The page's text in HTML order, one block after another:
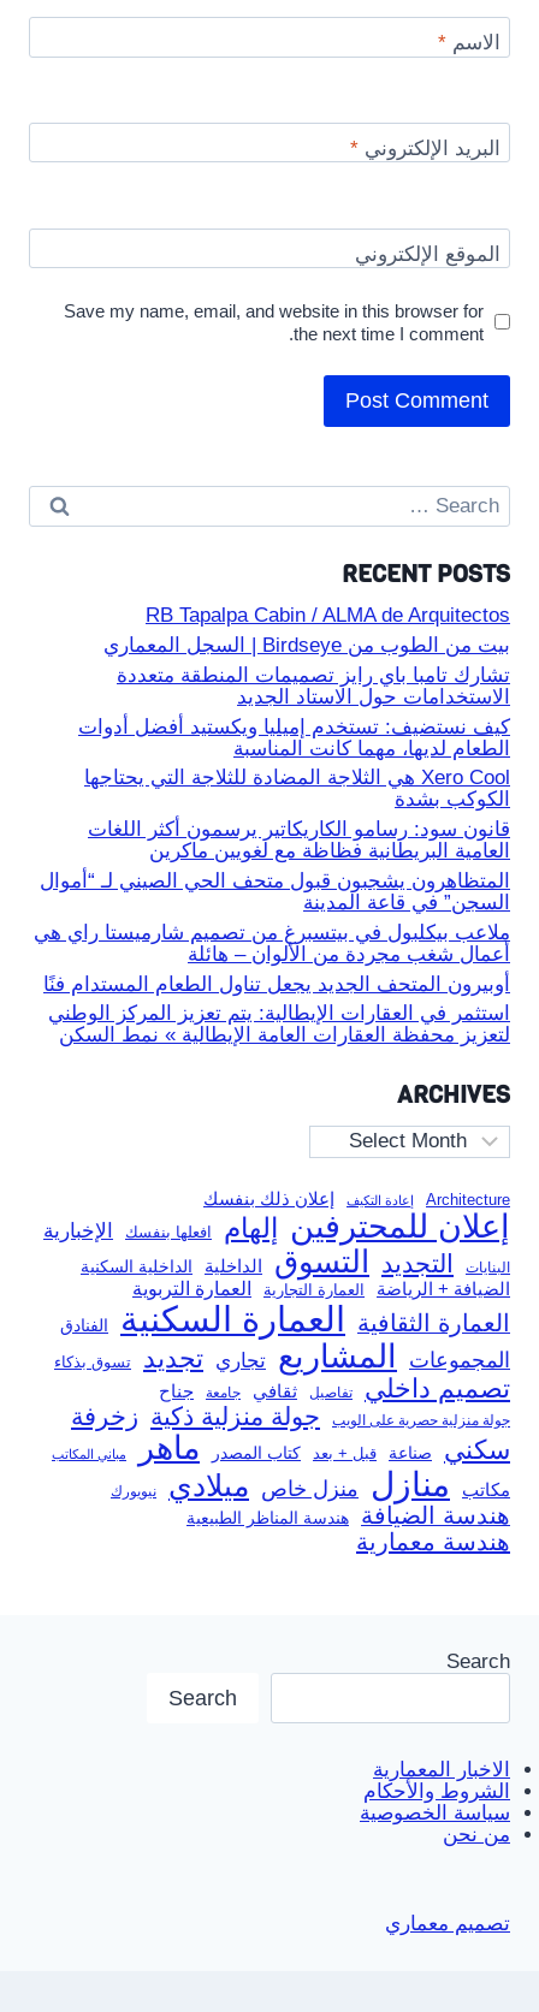
الاسم*
البريد الإلكتروني*
الموقع الإلكتروني
Save my name, email, and website in this browser for
the next time I comment.
Search
for:
RECENT POSTS
RB Tapalpa Cabin / ALMA de Arquitectos
بيت من الطوب من Birdseye | السجل المعماري
تشارك تامبا باي رايز تصميمات المنطقة متعددة
الاستخدامات حول الاستاد الجديد
كيف نستضيف: تستخدم إميليا ويكستيد أفضل أدوات
الطعام لديها، مهما كانت المناسبة
Xero Cool هي الثلاجة المضادة للثلاجة التي يحتاجها
الكوكب بشدة
قانون سود: رسامو الكاريكاتير يرسمون أكثر اللغات
العامية البريطانية فظاظة مع لغويين ماكرين
المتظاهرون يشجبون قبول متحف الحي الصيني لـ “أموال
السجن” في قاعة المدينة
ملاعب بيكلبول في بيتسبرغ من تصميم شارميستا راي هي
أعمال شغب مجردة من الألوان – هائلة
أوبيرون المتحف الجديد يجعل تناول الطعام المستدام فنًا
استثمر في العقارات الإيطالية: يتم تعزيز المركز الوطني
لتعزيز محفظة العقارات العامة الإيطالية » نمط السكن
ARCHIVES
Archives
Architecture إعادة التكيف إعلان ذلك بنفسك
إعلان للمحترفين إلهام افعلها بنفسك الإخبارية
البنايات التجديد التسوق الداخلية الداخلية السكنية
الضيافة + الرياضة العمارة التجارية العمارة التربوية
العمارة الثقافية العمارة السكنية الفنادق
المجموعات المشاريع تجاري تجديد تسوق بذكاء
تصميم داخلي تفاصيل ثقافي جامعة جناح
جولة منزلية حصرية على الويب جولة منزلية ذكية زخرفة
سكني صناعة قبل + بعد كتاب المصدر ماهر مباني المكاتب
مكاتب منازل منزل خاص ميلادي نيويورك
هندسة الضيافة هندسة المناظر الطبيعية
هندسة معمارية
Search
Search
الاخبار المعمارية
الشروط والأحكام
سياسة الخصوصية
من نحن
تصميم معماري